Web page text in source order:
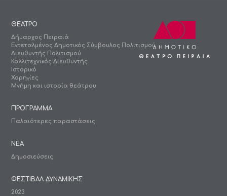
ΘΕΑΤΡΟ
Δήμαρχος Πειραιά
Εντεταλμένος Δημοτικός Σύμβουλος Πολιτισμού
Διευθυντής Πολιτισμού
Καλλιτεχνικός Διευθυντής
Ιστορικό
Χορηγίες
Μνήμη και ιστορία θεάτρου
ΠΡΟΓΡΑΜΜΑ
Παλαιότερες παραστάσεις
ΝΕΑ
Δημοσιεύσεις
ΦΕΣΤΙΒΑΛ ΔΥΝΑΜΙΚΗΣ
2023